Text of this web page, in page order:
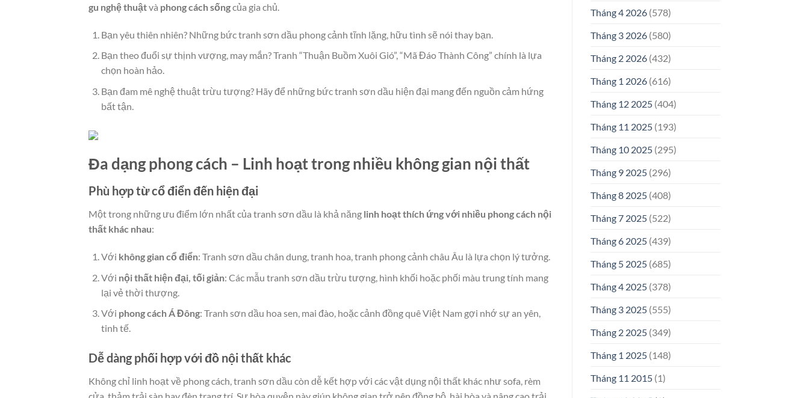
gu nghệ thuậtvà phong cách sốngcủa gia chủ.
Bạn yêu thiên nhiên? Những bức tranh sơn dầu phong cảnh tĩnh lặng, hữu tình sẽ nói thay bạn.
Bạn theo đuổi sự thịnh vượng, may mắn? Tranh “Thuận Buồm Xuôi Gió”, “Mã Đáo Thành Công” chính là lựa
chọn hoàn hảo.
Bạn đam mê nghệ thuật trừu tượng? Hãy để những bức tranh sơn dầu hiện đại mang đến nguồn cảm hứng
bất tận.
Đa dạng phong cách – Linh hoạt trong nhiều không gian nội thất
Phù hợp từ cổ điển đến hiện đại
Một trong những ưu điểm lớn nhất của tranh sơn dầu là khả năng linh hoạt thích ứng với nhiều phong cách nội
thất khác nhau:
Với không gian cổ điển: Tranh sơn dầu chân dung, tranh hoa, tranh phong cảnh châu Âu là lựa chọn lý tưởng.
Với nội thất hiện đại, tối giản: Các mẫu tranh sơn dầu trừu tượng, hình khối hoặc phối màu trung tính mang
lại vẻ thời thượng.
Với phong cách Á Đông: Tranh sơn dầu hoa sen, mai đào, hoặc cảnh đồng quê Việt Nam gợi nhớ sự an yên,
tinh tế.
Dễ dàng phối hợp với đồ nội thất khác
Không chỉ linh hoạt về phong cách, tranh sơn dầu còn dễ kết hợp với các vật dụng nội thất khác như sofa, rèm
Tháng 4 2026(578)
Tháng 3 2026(580)
Tháng 2 2026(432)
Tháng 1 2026(616)
Tháng 12 2025(404)
Tháng 11 2025(193)
Tháng 10 2025(295)
Tháng 9 2025(296)
Tháng 8 2025(408)
Tháng 7 2025(522)
Tháng 6 2025(439)
Tháng 5 2025(685)
Tháng 4 2025(378)
Tháng 3 2025(555)
Tháng 2 2025(349)
Tháng 1 2025(148)
Tháng 11 2015(1)